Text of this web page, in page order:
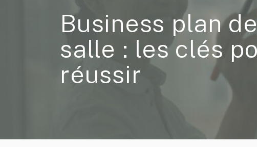
Business plan
salle : les clés
réussir